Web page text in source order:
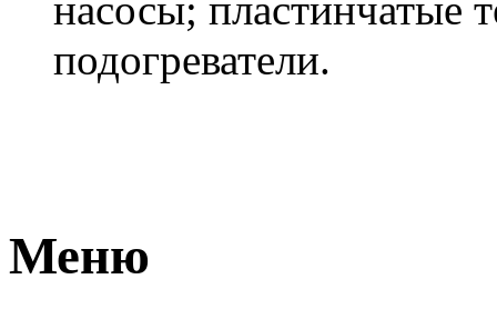
подогреватели.
Меню